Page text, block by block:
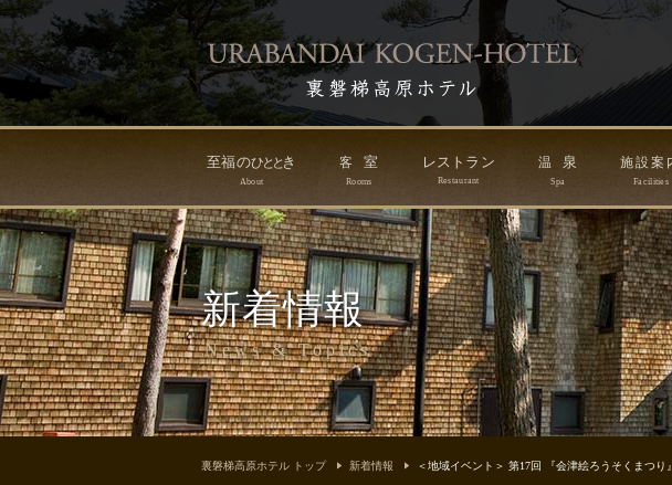
新着情報
News & Topics
至福のひととき
About
客室
Rooms
レストラン
Restaurant
温 泉
Spa
施設案
Facilities
裏磐梯高原ホテル トップ 新着情報 ＜地域イベント＞ 第17回 『会津絵ろうそくまつ